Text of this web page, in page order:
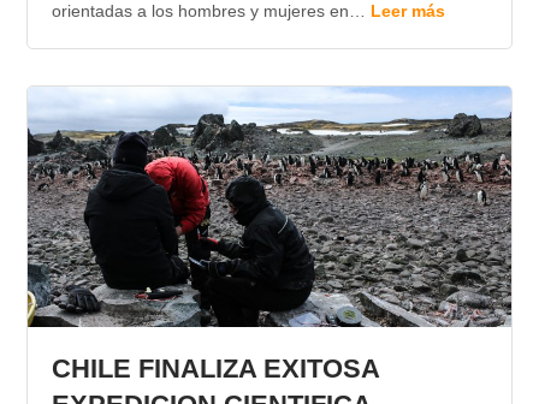
orientadas a los hombres y mujeres en… Leer más
CHILE FINALIZA EXITOSA